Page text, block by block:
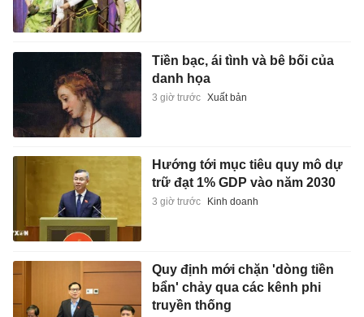
Tiền bạc, ái tình và bê bối của
danh họa
3 giờ trước Xuất bản
Hướng tới mục tiêu quy mô dự
trữ đạt 1% GDP vào năm 2030
3 giờ trước Kinh doanh
Quy định mới chặn 'dòng tiền
bẩn' chảy qua các kênh phi
truyền thống